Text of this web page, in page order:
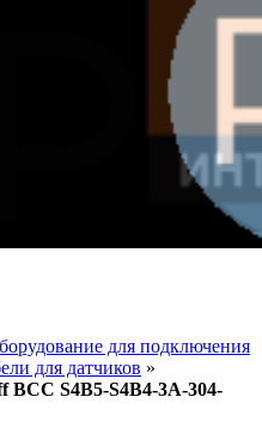
для подключения
для датчиков »
BCC S4B5-S4B4-3A-304-